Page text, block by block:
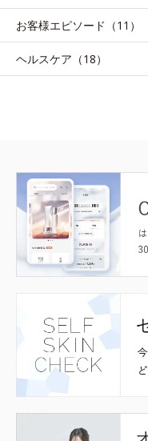
お客様エピソード（11）
ヘルスケア（18）